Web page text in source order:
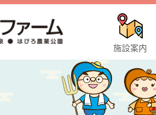
施設案内